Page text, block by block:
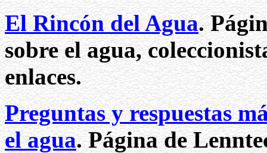
El Rincón del Agua.
sobre el agua,
enlaces.
Preguntas y respuestas
el agua. Página de